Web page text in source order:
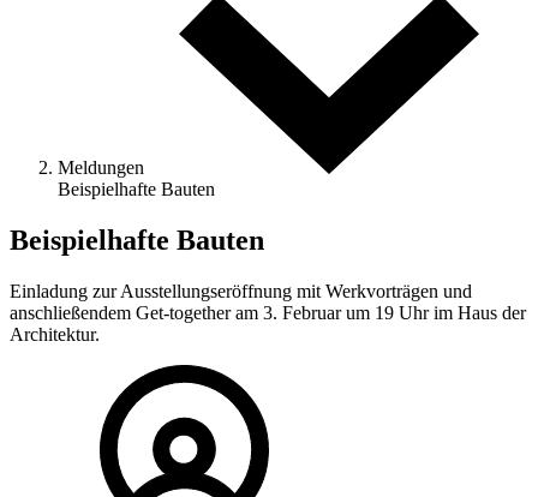
Meldungen
Beispielhafte Bauten
Beispielhafte Bauten
Einladung zur Ausstellungseröffnung mit Werkvorträgen und
anschließendem Get-together am 3. Februar um 19 Uhr im Haus der
Architektur.